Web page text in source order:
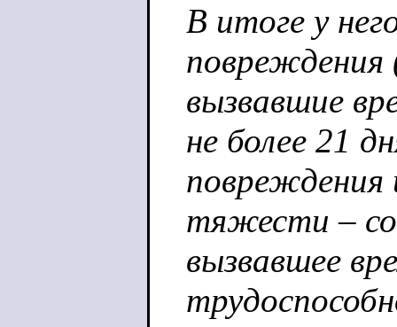
В итоге у
повреждения
вызвавшие
не более 21
повреждения
тяжести –
вызвавшее